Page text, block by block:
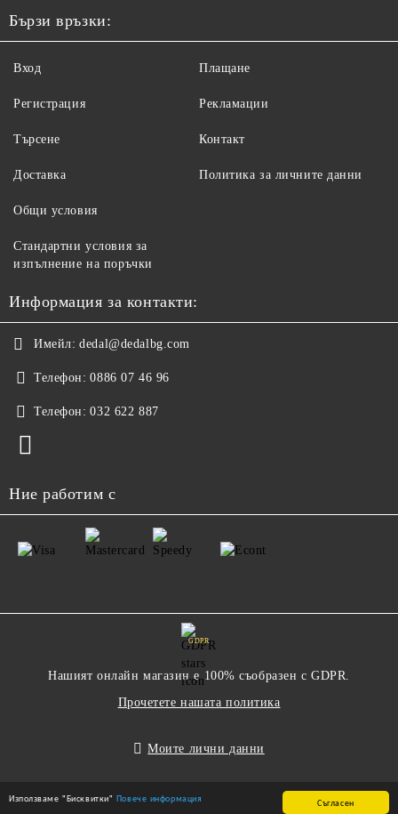
Съгласен
Използваме "Бисквитки" Повече информация
Бързи връзки:
Вход
Регистрация
Търсене
Доставка
Плащане
Рекламации
Контакт
Политика за личните данни
Общи условия
Стандартни условия за
изпълнение на поръчки
Информация за контакти:
Имейл: dedal@dedalbg.com
Телефон: 0886 07 46 96
Телефон: 032 622 887
Ние работим с
GDPR
Нашият онлайн магазин е 100% съобразен с GDPR.
Прочетете нашата политика
Моите лични данни
Онлайн магазин от SELITON